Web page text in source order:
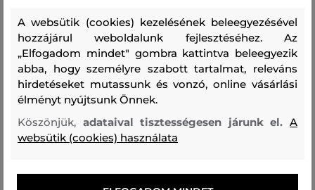
Szabás/Típus RELAXED Szezon: PS24
Termék kódja
606931-723-GG-421
Összetétel
felső anyag
PAMUT POLIÉSZTER
A websütik (cookies) kezelésének beleegyezésével
hozzájárul weboldalunk fejlesztéséhez. Az
„Elfogadom mindet" gombra kattintva beleegyezik
abba, hogy személyre szabott tartalmat, releváns
hirdetéseket mutassunk és vonzó, online vásárlási
élményt nyújtsunk Önnek.
Köszönjük, adataival tisztességesen járunk el.A
websütik (cookies) használata